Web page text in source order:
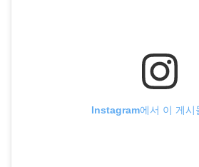
Instagram에서 이 게시